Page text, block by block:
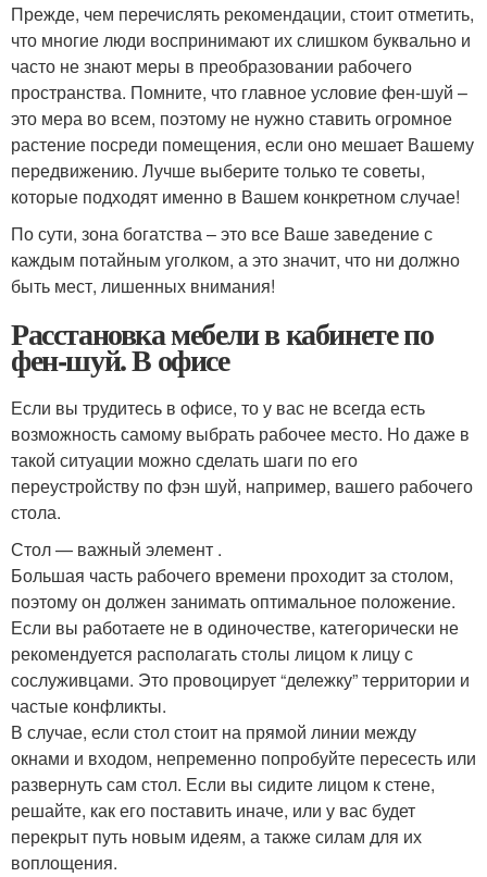
Прежде, чем перечислять рекомендации, стоит отметить,
что многие люди воспринимают их слишком буквально и
часто не знают меры в преобразовании рабочего
пространства. Помните, что главное условие фен-шуй –
это мера во всем, поэтому не нужно ставить огромное
растение посреди помещения, если оно мешает Вашему
передвижению. Лучше выберите только те советы,
которые подходят именно в Вашем конкретном случае!
По сути, зона богатства – это все Ваше заведение с
каждым потайным уголком, а это значит, что ни должно
быть мест, лишенных внимания!
Расстановка мебели в кабинете по
фен-шуй. В офисе
Если вы трудитесь в офисе, то у вас не всегда есть
возможность самому выбрать рабочее место. Но даже в
такой ситуации можно сделать шаги по его
переустройству по фэн шуй, например, вашего рабочего
стола.
Стол — важный элемент .
Большая часть рабочего времени проходит за столом,
поэтому он должен занимать оптимальное положение.
Если вы работаете не в одиночестве, категорически не
рекомендуется располагать столы лицом к лицу с
сослуживцами. Это провоцирует “дележку” территории и
частые конфликты.
В случае, если стол стоит на прямой линии между
окнами и входом, непременно попробуйте пересесть или
развернуть сам стол. Если вы сидите лицом к стене,
решайте, как его поставить иначе, или у вас будет
перекрыт путь новым идеям, а также силам для их
воплощения.